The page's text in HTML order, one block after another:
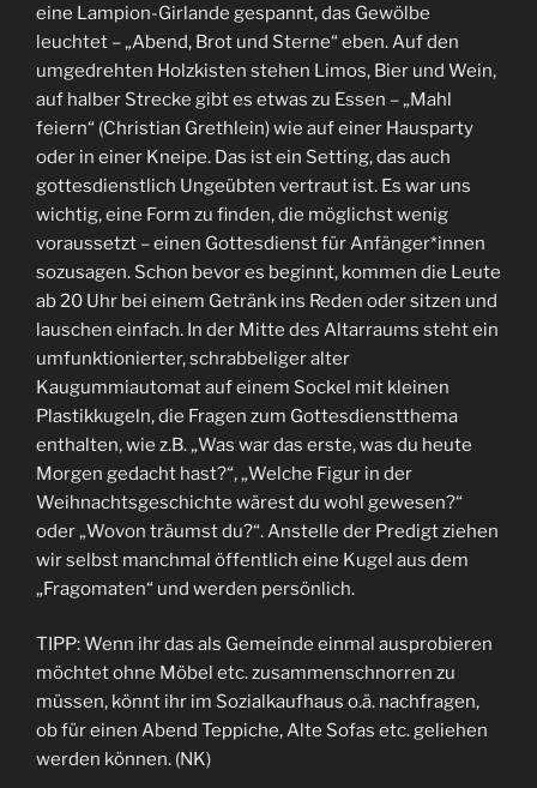
eine Lampion-Girlande gespannt, das Gewölbe
leuchtet – „Abend, Brot und Sterne“ eben. Auf den
umgedrehten Holzkisten stehen Limos, Bier und Wein,
auf halber Strecke gibt es etwas zu Essen – „Mahl
feiern“ (Christian Grethlein) wie auf einer Hausparty
oder in einer Kneipe. Das ist ein Setting, das auch
gottesdienstlich Ungeübten vertraut ist. Es war uns
wichtig, eine Form zu finden, die möglichst wenig
voraussetzt – einen Gottesdienst für Anfänger*innen
sozusagen. Schon bevor es beginnt, kommen die Leute
ab 20 Uhr bei einem Getränk ins Reden oder sitzen und
lauschen einfach. In der Mitte des Altarraums steht ein
umfunktionierter, schrabbeliger alter
Kaugummiautomat auf einem Sockel mit kleinen
Plastikkugeln, die Fragen zum Gottesdienstthema
enthalten, wie z.B. „Was war das erste, was du heute
Morgen gedacht hast?“, „Welche Figur in der
Weihnachtsgeschichte wärest du wohl gewesen?“
oder „Wovon träumst du?“. Anstelle der Predigt ziehen
wir selbst manchmal öffentlich eine Kugel aus dem
„Fragomaten“ und werden persönlich.
TIPP: Wenn ihr das als Gemeinde einmal ausprobieren
möchtet ohne Möbel etc. zusammenschnorren zu
müssen, könnt ihr im Sozialkaufhaus o.ä. nachfragen,
ob für einen Abend Teppiche, Alte Sofas etc. geliehen
werden können. (NK)